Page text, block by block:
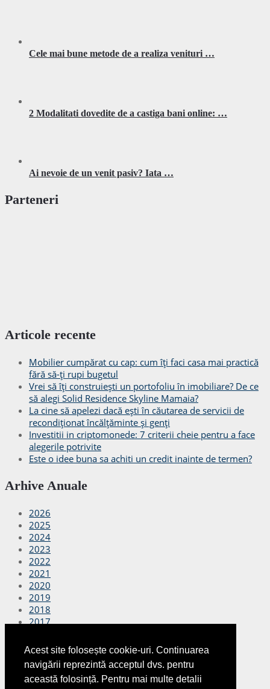
Acest site folosește cookie-uri. Continuarea
navigării reprezintă acceptul dvs. pentru
această folosință. Pentru mai multe detalii
Cele mai bune metode de a realiza venituri …
2 Modalitati dovedite de a castiga bani online: …
Ai nevoie de un venit pasiv? Iata …
Parteneri
Articole recente
Mobilier cumpărat cu cap: cum îți faci casa mai practică
fără să-ți rupi bugetul
Vrei să îți construiești un portofoliu în imobiliare? De ce
să alegi Solid Residence Skyline Mamaia?
La cine să apelezi dacă ești în căutarea de servicii de
recondiționat încălțăminte și genți
Investitii in criptomonede: 7 criterii cheie pentru a face
alegerile potrivite
Este o idee buna sa achiti un credit inainte de termen?
Arhive Anuale
2026
2025
2024
2023
2022
2021
2020
2019
2018
2017
2015
2014
2013
2012